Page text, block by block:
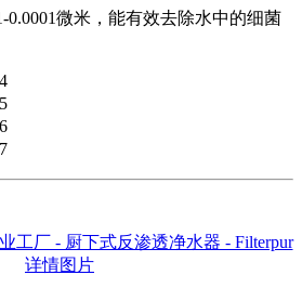
0.0001微米，能有效去除水中的细菌